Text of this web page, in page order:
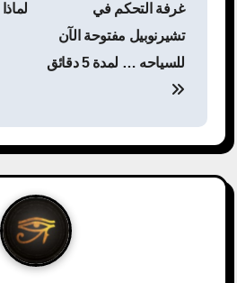
غرفة التحكم في
تشيرنوبيل مفتوحة الآن
للسياحه … لمدة 5 دقائق